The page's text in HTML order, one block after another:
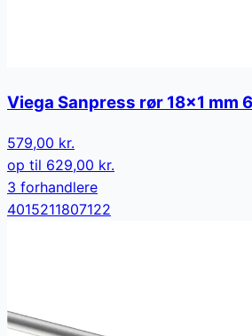
Viega Sanpress rør 18x1 mm
579,00 kr.
op til 629,00 kr.
3 forhandlere
4015211807122